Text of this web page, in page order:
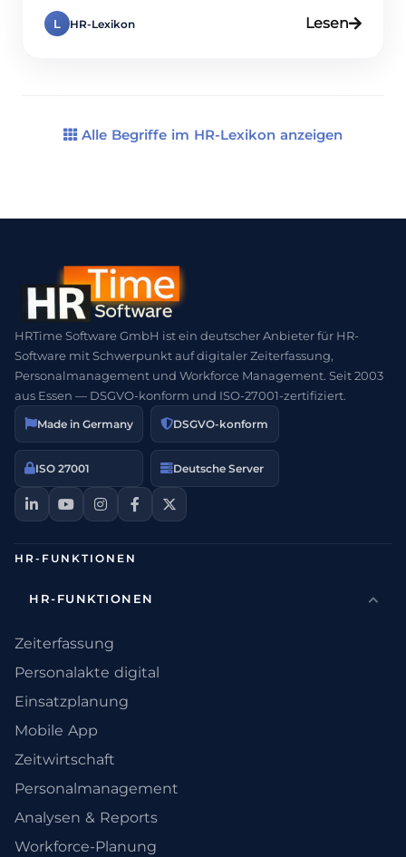
auf Eigenverantwortung. Warum ist das ein
Volltreffer? Studien zeigen, dass 65 % der
wir dir, wie […]
L HR-Lexikon Lesen
Alle Begriffe im HR-Lexikon anzeigen
HRTime Software GmbH ist ein deutscher Anbieter für HR-
Software mit Schwerpunkt auf digitaler Zeiterfassung,
Personalmanagement und Workforce Management. Seit 2003
aus Essen — DSGVO-konform und ISO-27001-zertifiziert.
Made in Germany DSGVO-konform
ISO 27001 Deutsche Server
HR-FUNKTIONEN
HR-FUNKTIONEN
Zeiterfassung
Personalakte digital
Einsatzplanung
Mobile App
Zeitwirtschaft
Personalmanagement
Analysen & Reports
Workforce-Planung